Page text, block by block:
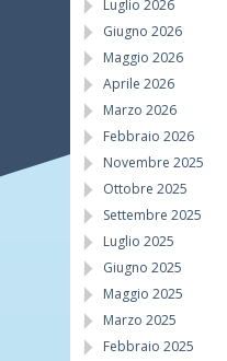
Luglio 2026
Giugno 2026
Maggio 2026
Aprile 2026
Marzo 2026
Febbraio 2026
Novembre 2025
Ottobre 2025
Settembre 2025
Luglio 2025
Giugno 2025
Maggio 2025
Marzo 2025
Febbraio 2025